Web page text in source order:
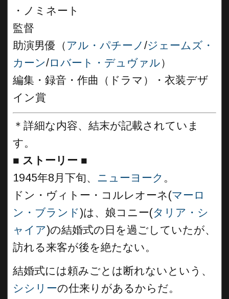
・ノミネート
監督
助演男優（ アル・パチーノ /ジェームズ・
カーン/ロバート・デュヴァル）
編集・録音・作曲（ドラマ）・衣装デザ
イン賞
＊詳細な内容、結末が記載されていま
す。
■ ストーリー ■
1945年8月下旬、 ニューヨーク 。
ドン・ヴィトー・コルレオーネ(マーロ
ン・ブランド)は、娘コニー(タリア・シ
ャイア)の結婚式の日を過ごしていたが、
訪れる来客が後を絶たない。
結婚式には頼みごとは断れないという、
シシリーの仕来りがあるからだ。